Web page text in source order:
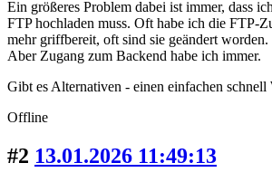
Ein größeres Problem dabei ist immer, dass
FTP hochladen muss. Oft habe ich die FTP-
mehr griffbereit, oft sind sie geändert worden.
Aber Zugang zum Backend habe ich immer.
Gibt es Alternativen - einen einfachen schnell
Offline
#2 13.01.2026 11:49:13